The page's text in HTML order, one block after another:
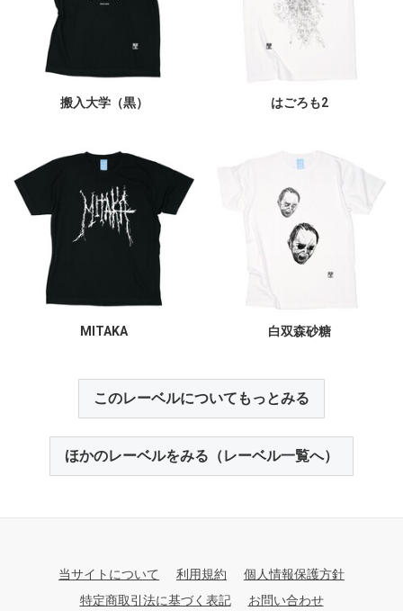
搬入大学（黒） はごろも2
MITAKA 白双森砂糖
このレーベルについてもっとみる
ほかのレーベルをみる（レーベル一覧へ）
当サイトについて 利用規約
個人情報保護方針
特定商取引法に基づく表記
お問い合わせ